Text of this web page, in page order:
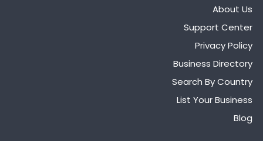
About Us
Support Center
Privacy Policy
Business Directory
Search By Country
List Your Business
Blog